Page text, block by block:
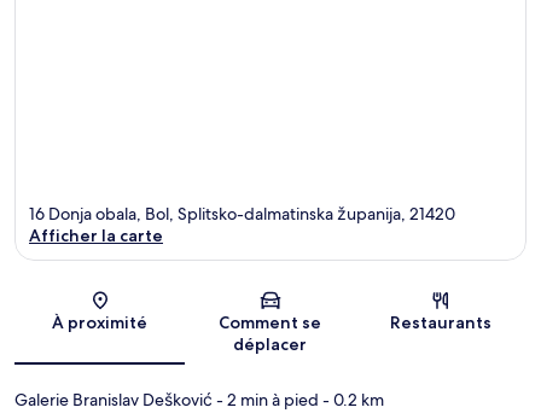
Carte
16 Donja obala, Bol, Splitsko-dalmatinska županija, 21420
Afficher la carte
À proximité
Comment se
déplacer
Restaurants
Galerie Branislav Dešković - 2 min à pied - 0.2 km